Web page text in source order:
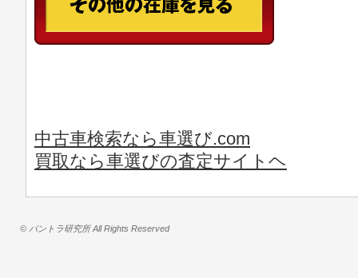
中古車検索なら車選び.com
買取なら車選びの査定サイトヘ
© バントラ研究所 All Rights Reserved